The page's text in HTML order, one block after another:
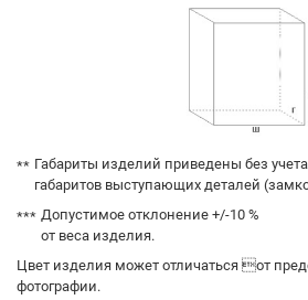
Габариты изделий приведены без учета
габаритов выступающих деталей
Допустимое отклонение +/-10 %
от веса изделия.
Цвет изделия может отличаться от
фотографии.